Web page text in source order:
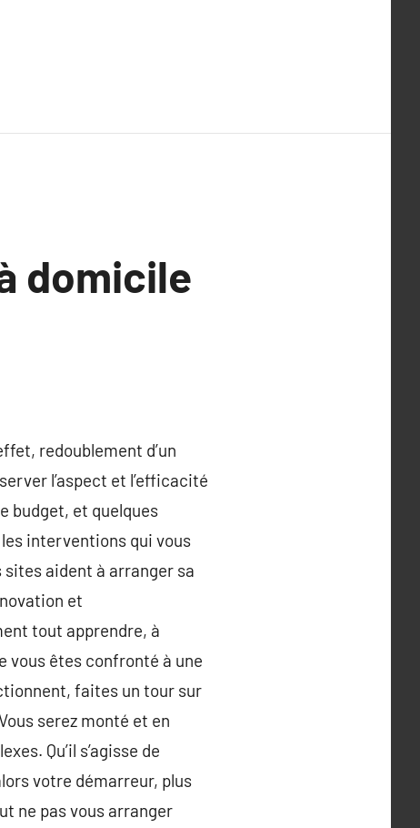
domicile
redoublement d’un
l’aspect et l’efficacité
budget, et quelques
interventions qui vous
aident à arranger sa
et
tout apprendre, à
vous êtes confronté à une
faites un tour sur
serez monté et en
Qu’il s’agisse de
votre démarreur, plus
ne pas vous arranger